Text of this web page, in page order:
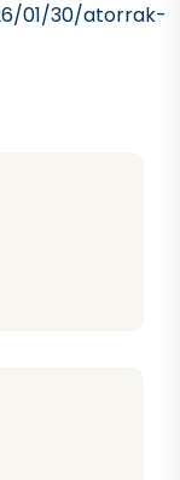
01/30/atorrak-